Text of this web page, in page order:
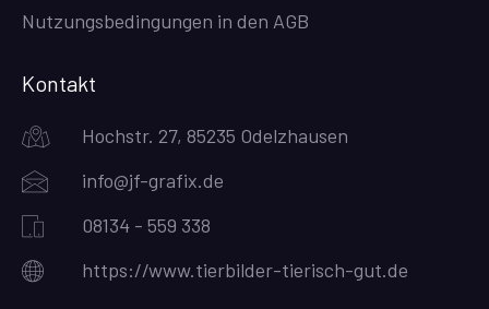
Nutzungsbedingungen in den AGB
Kontakt
Hochstr. 27, 85235 Odelzhausen
info@jf-grafix.de
08134 - 559 338
https://www.tierbilder-tierisch-gut.de